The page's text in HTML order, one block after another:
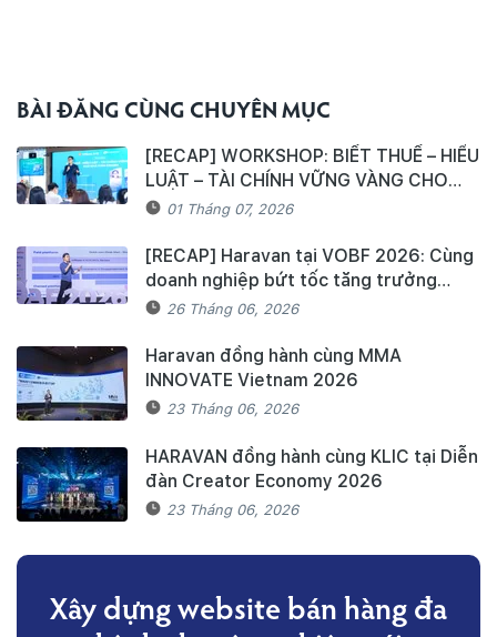
BÀI ĐĂNG CÙNG CHUYÊN MỤC
[RECAP] WORKSHOP: BIẾT THUẾ – HIỂU
LUẬT – TÀI CHÍNH VỮNG VÀNG CHO
NHÀ KINH DOANH
01 Tháng 07, 2026
[RECAP] Haravan tại VOBF 2026: Cùng
doanh nghiệp bứt tốc tăng trưởng
trong kỷ nguyên Agentic Commerce
26 Tháng 06, 2026
Haravan đồng hành cùng MMA
INNOVATE Vietnam 2026
23 Tháng 06, 2026
HARAVAN đồng hành cùng KLIC tại Diễn
đàn Creator Economy 2026
23 Tháng 06, 2026
Xây dựng website bán hàng đa